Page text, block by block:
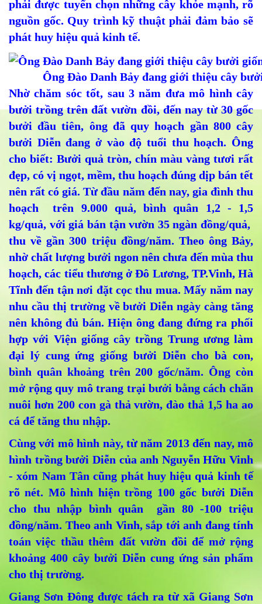
phải được tuyển chọn những cây khỏe mạnh, rõ
nguồn gốc. Quy trình kỹ thuật phải đảm bảo sẽ
phát huy hiệu quả kinh tế.
Ông Đào Danh Bảy đang giới thiệu cây
Nhờ chăm sóc tốt, sau 3 năm đưa mô hình cây
bưởi trồng trên đất vườn đồi, đến nay từ 30 gốc
bưởi đầu tiên, ông đã quy hoạch gần 800 cây
bưởi Diễn đang ở vào độ tuổi thu hoạch. Ông
cho biết: Bưởi quả tròn, chín màu vàng tươi rất
đẹp, có vị ngọt, mềm, thu hoạch đúng dịp bán tết
nên rất có giá. Từ đầu năm đến nay, gia đình thu
hoạch trên 9.000 quả, bình quân 1,2 - 1,5
kg/quả, với giá bán tận vườn 35 ngàn đồng/quả,
thu về gần 300 triệu đồng/năm. Theo ông Bảy,
nhờ chất lượng bưởi ngon nên chưa đến mùa thu
hoạch, các tiểu thương ở Đô Lương, TP.Vinh, Hà
Tĩnh đến tận nơi đặt cọc thu mua. Mấy năm nay
nhu cầu thị trường về bưởi Diễn ngày càng tăng
nên không đủ bán. Hiện ông đang đứng ra phối
hợp với Viện giống cây trồng Trung ương làm
đại lý cung ứng giống bưởi Diễn cho bà con,
bình quân khoảng trên 200 gốc/năm. Ông còn
mở rộng quy mô trang trại bưởi bằng cách chăn
nuôi hơn 200 con gà thả vườn, đào thả 1,5 ha ao
cá để tăng thu nhập.
Cùng với mô hình này, từ năm 2013 đến nay, mô
hình trồng bưởi Diễn của anh Nguyễn Hữu Vinh
- xóm Nam Tân cũng phát huy hiệu quả kinh tế
rõ nét. Mô hình hiện trồng 100 gốc bưởi Diễn
cho thu nhập bình quân gần 80 -100 triệu
đồng/năm. Theo anh Vinh, sắp tới anh đang tính
toán việc thầu thêm đất vườn đồi để mở rộng
khoảng 400 cây bưởi Diễn cung ứng sản phẩm
cho thị trường.
Giang Sơn Đông được tách ra từ xã Giang Sơn